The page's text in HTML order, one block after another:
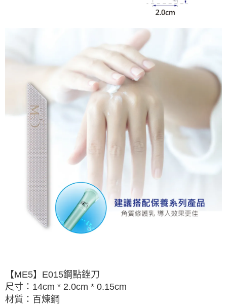
【ME5】E015鋼點銼刀
尺寸：14cm * 2.0cm * 0.15cm
材質：百煉鋼